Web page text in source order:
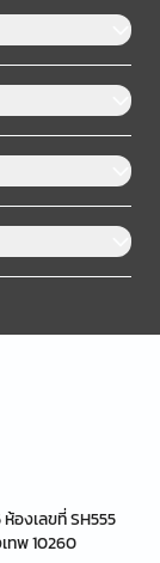
องเลขที่ SH555
ทพ 10260